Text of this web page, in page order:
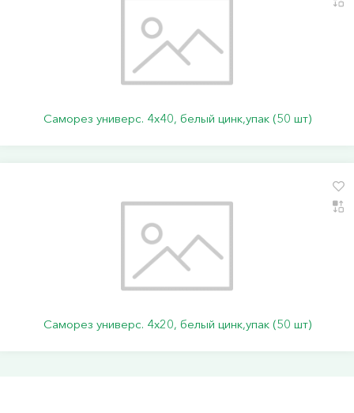
Саморез универс. 4х40, белый цинк,упак (50 шт)
Саморез универс. 4х20, белый цинк,упак (50 шт)